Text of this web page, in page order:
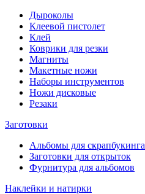
Дыроколы
Клеевой пистолет
Клей
Коврики для резки
Магниты
Макетные ножи
Наборы инструментов
Ножи дисковые
Резаки
Заготовки
Альбомы для скрапбукинга
Заготовки для открыток
Фурнитура для альбомов
Наклейки и натирки